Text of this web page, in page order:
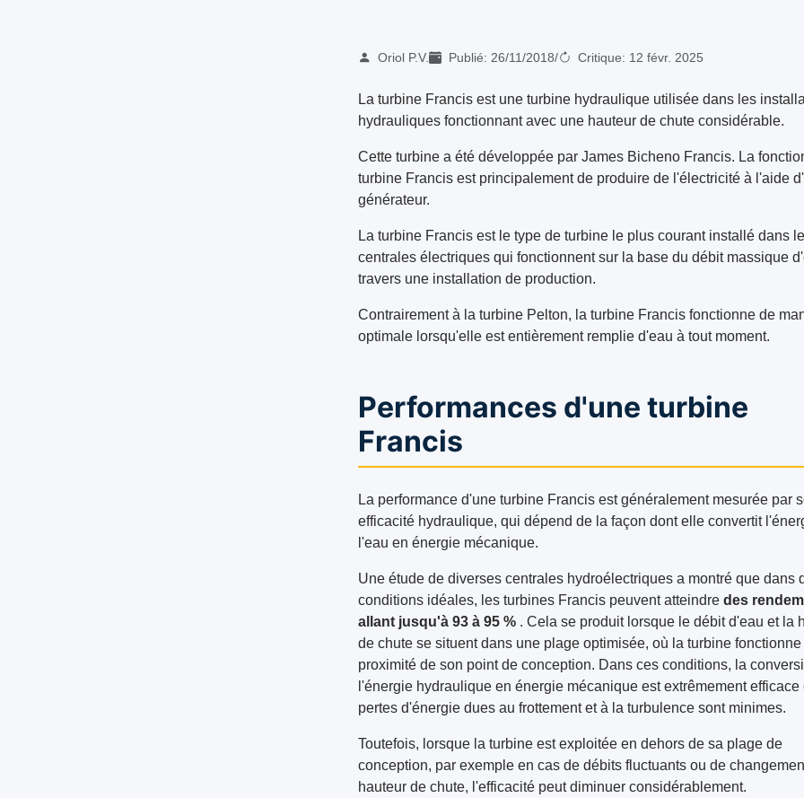
Oriol P.V. Publié: 26/11/2018/ Critique: 12 févr. 2025
La turbine Francis est une turbine hydraulique utilisée dans les
hydrauliques fonctionnant avec une hauteur de chute considérable.
Cette turbine a été développée par James Bicheno Francis. La
turbine Francis est principalement de produire de l'électricité à l'aide
générateur.
La turbine Francis est le type de turbine le plus courant installé dans
centrales électriques qui fonctionnent sur la base du débit massique
travers une installation de production.
Contrairement à la turbine Pelton, la turbine Francis fonctionne de
optimale lorsqu'elle est entièrement remplie d'eau à tout moment.
Performances d'une turbine
Francis
La performance d'une turbine Francis est généralement mesurée par
efficacité hydraulique, qui dépend de la façon dont elle convertit
l'eau en énergie mécanique.
Une étude de diverses centrales hydroélectriques a montré que dans
conditions idéales, les turbines Francis peuvent atteindre des
allant jusqu'à 93 à 95 % . Cela se produit lorsque le débit d'eau et la
de chute se situent dans une plage optimisée, où la turbine fonctionne
proximité de son point de conception. Dans ces conditions, la
l'énergie hydraulique en énergie mécanique est extrêmement efficace
pertes d'énergie dues au frottement et à la turbulence sont minimes.
Toutefois, lorsque la turbine est exploitée en dehors de sa plage de
conception, par exemple en cas de débits fluctuants ou de
hauteur de chute, l'efficacité peut diminuer considérablement.